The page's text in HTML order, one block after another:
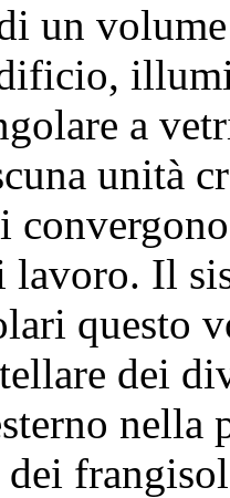
un
a
unità
lavoro. Il
questo
dei
nella